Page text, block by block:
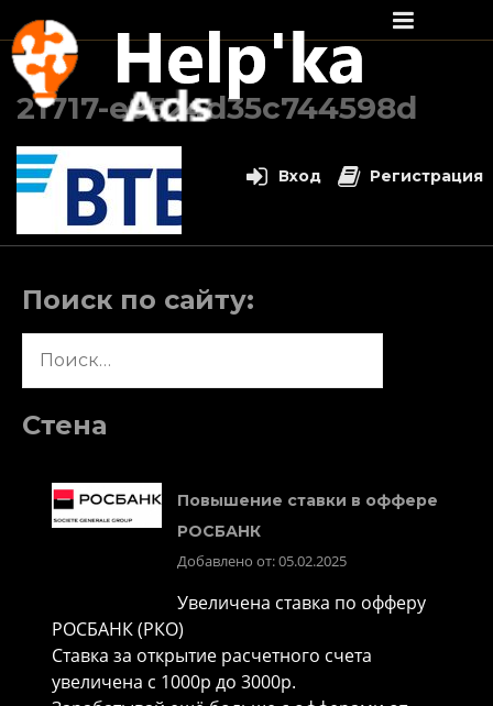
Перейти
содержимому
21717-e9524d35c744598d
Поиск по сайту:
Стена
Повышение ставки в оффере
РОСБАНК
Добавлено от: 05.02.2025
Увеличена ставка по офферу
РОСБАНК (РКО)
Ставка за открытие расчетного счета
увеличена с 1000р до 3000р.
Вход Регистрация